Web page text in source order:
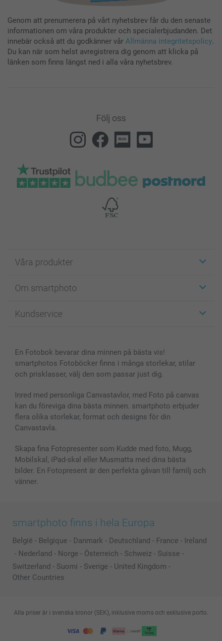
Genom att prenumerera på vårt nyhetsbrev får du den senaste
informationen om våra produkter och specialerbjudanden. Det
innebär också att du godkänner vår Allmänna integritetspolicy.
Du kan när som helst avregistrera dig genom att klicka på
länken som finns längst ned i alla våra nyhetsbrev.
Följ oss
Våra produkter
Fotokort
Fotoböcker
Skal till Mobil & Surfplatta
MyNameBook
Fotoramar & Tillbehör
Presentkort
Alla fotoprodukter
Om smartphoto
För affiliates
Sitemap
Villkor och garantier
Kundservice
smartbonus
Priser & betalning
En Fotobok bevarar dina minnen på bästa vis!
smartphotos Fotoböcker finns i många storlekar, stilar
och prisklasser, välj den som passar just dig.
Inred med personliga Canvastavlor, med Foto på canvas
kan du föreviga dina bästa minnen. smartphoto erbjuder
flera olika storlekar, format och designs för din
Canvastavla.
Skapa fina Fotopresenter som Kudde med foto, Mugg,
Mobilskal, iPad-skal eller Musmatta med dina bästa
bilder. En Fotopresent är den perfekta gåvan till familj och
vänner.
smartphoto finns i hela Europa
België - Belgique - Danmark - Deutschland - France - Ireland
- Nederland - Norge - Österreich - Schweiz - Suisse -
Switzerland - Suomi - Sverige - United Kingdom -
Other Countries
Alla priser är i svenska kronor (SEK), inklusive moms och exklusive porto.